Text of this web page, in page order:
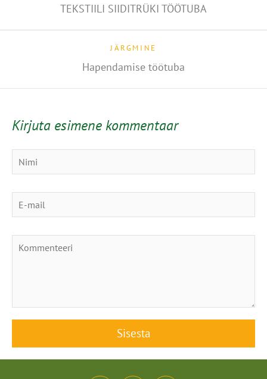
TEKSTIILI SIIDITRÜKI TÖÖTUBA
JÄRGMINE
Hapendamise töötuba
Kirjuta esimene kommentaar